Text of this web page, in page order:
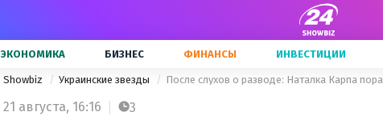
ЭКОНОМИКА БИЗНЕС ФИНАНСЫ ИНВЕСТИЦИИ
Showbiz Украинские звезды После слухов о разводе: Наталка Карпа
21 августа, 16:16 3